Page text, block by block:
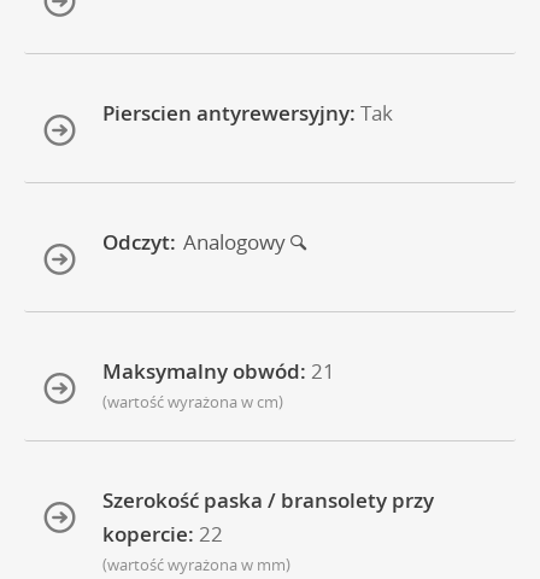
Pierscien antyrewersyjny: Tak
Odczyt: Analogowy
Maksymalny obwód: 21
(wartość wyrażona w cm)
Szerokość paska / bransolety przy
kopercie: 22
(wartość wyrażona w mm)